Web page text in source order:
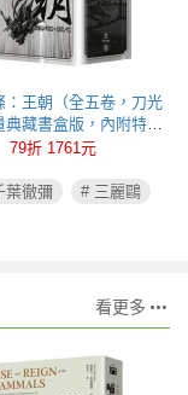
：王朝（全五卷，刀光
典藏書盒版，內附特製
客水墨古風海報）
79折 1761元
葉徹彌
# 三麗鷗
看更多